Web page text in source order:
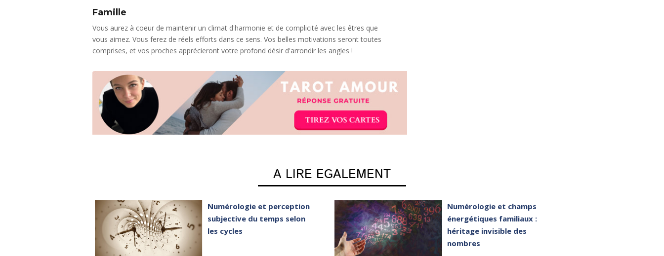
Famille
Vous aurez à coeur de maintenir un climat d'harmonie et de complicité avec les êtres que
vous aimez. Vous ferez de réels efforts dans ce sens. Vos belles motivations seront toutes
comprises, et vos proches apprécieront votre profond désir d'arrondir les angles !
A LIRE EGALEMENT
Numérologie et perception
subjective du temps selon
les cycles
Numérologie et champs
énergétiques familiaux :
héritage invisible des
nombres